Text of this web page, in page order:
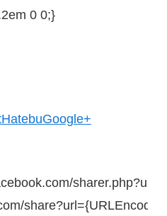
2em 0 0;}
HatebuGoogle+